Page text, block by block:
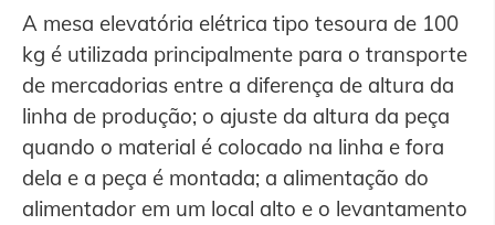
A mesa elevatória elétrica tipo tesoura de 100
kg é utilizada principalmente para o transporte
de mercadorias entre a diferença de altura da
linha de produção; o ajuste da altura da peça
quando o material é colocado na linha e fora
dela e a peça é montada; a alimentação do
alimentador em um local alto e o levantamento